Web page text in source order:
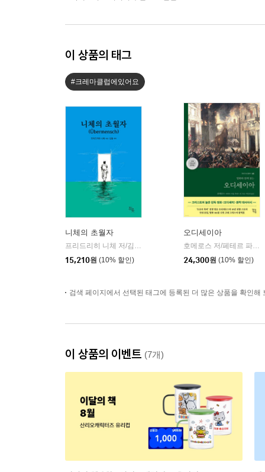
이 상품의 태그
#크레마클럽에있어요
니체의 초월자
프리드리히 니체 저/김철 편역
15,210원 (10% 할인)
오디세이아
호메로스 저/페테르 파울 루벤스 그림/박문재 역
24,300원 (10% 할인)
검색 페이지에서 선택된 태그에 등록된 더 많은 상품을 확인해
이 상품의 이벤트 (7개)